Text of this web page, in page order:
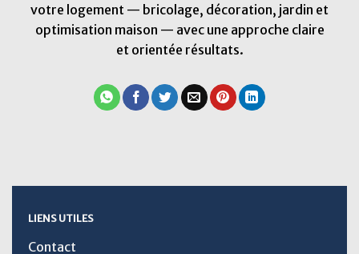
votre logement — bricolage, décoration, jardin et
optimisation maison — avec une approche claire
et orientée résultats.
LIENS UTILES
Contact